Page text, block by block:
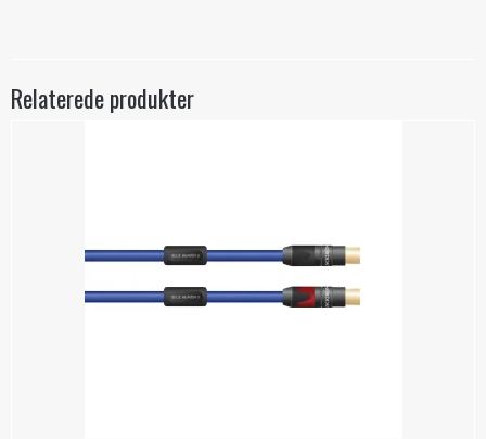
Relaterede produkter